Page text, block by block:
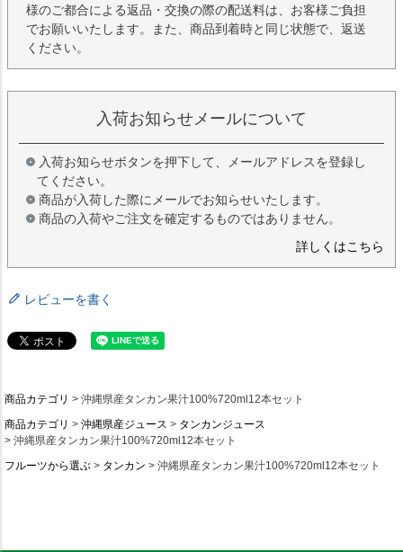
様のご都合による返品・交換の際の配送料は、お客様ご負担
でお願いいたします。また、商品到着時と同じ状態で、返送
ください。
入荷お知らせメールについて
入荷お知らせボタンを押下して、メールアドレスを登録し
てください。
商品が入荷した際にメールでお知らせいたします。
商品の入荷やご注文を確定するものではありません。
詳しくはこちら
レビューを書く
商品カテゴリ
沖縄県産タンカン果汁100%720ml12本セット
商品カテゴリ
沖縄県産ジュース
タンカンジュース
沖縄県産タンカン果汁100%720ml12本セット
フルーツから選ぶ
タンカン 沖縄県産タンカン果汁100%720ml12本セット